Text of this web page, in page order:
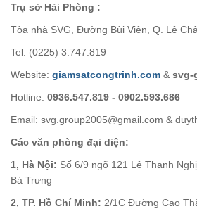
Trụ sở Hải Phòng :
Tòa nhà SVG, Đường Bùi Viện, Q. Lê
Tel: (0225) 3.747.819
Website: giamsatcongtrinh.com & svg-
Hotline: 0936.547.819 - 0902.593.686
Email: svg.group2005@gmail.com &
Các văn phòng đại diện:
1, Hà Nội: Số 6/9 ngõ 121 Lê Thanh
Bà Trưng
2, TP. Hồ Chí Minh: 2/1C Đường Cao